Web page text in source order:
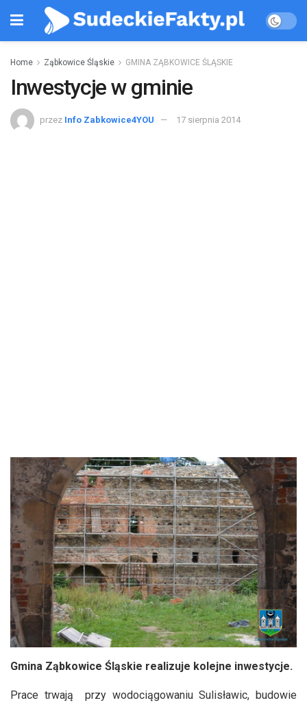
Home Ząbkowice Śląskie GMINA ZĄBKOWICE ŚLĄSKIE
Inwestycje w gminie
przez Info Zabkowice4YOU 17 sierpnia 2014
Gmina Ząbkowice Śląskie realizuje kolejne inwestycje.
Prace trwają przy wodociągowaniu Sulisławic, budowie